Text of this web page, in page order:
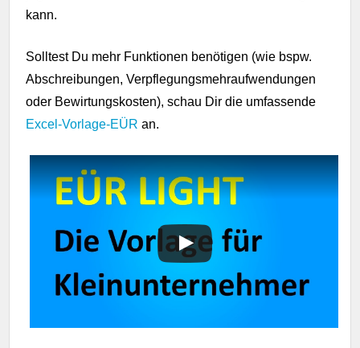
kann.
Solltest Du mehr Funktionen benötigen (wie bspw.
Abschreibungen, Verpflegungsmehraufwendungen
oder Bewirtungskosten), schau Dir die umfassende
Excel-Vorlage-EÜR an.